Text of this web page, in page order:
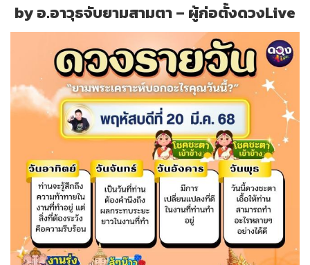
by อ.อาวุธจับยามสามตา – ผู้ก่อตั้งดวงLive